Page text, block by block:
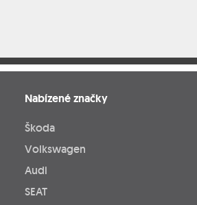
Nabízené značky
Škoda
Volkswagen
Audi
SEAT